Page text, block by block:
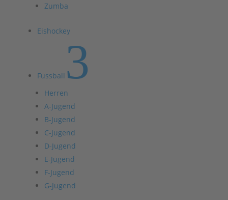
Zumba
Eishockey
Fussball 3
Herren
A-Jugend
B-Jugend
C-Jugend
D-Jugend
E-Jugend
F-Jugend
G-Jugend